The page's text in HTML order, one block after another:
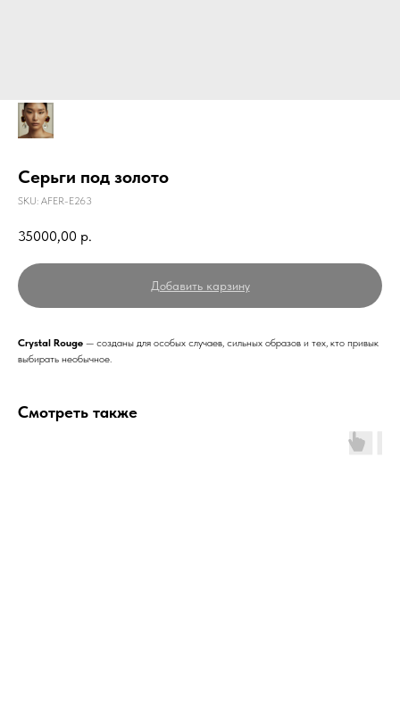
Серьги под золото
SKU: AFER-E263
35000,00 р.
Добавить карзину
Crystal Rouge — созданы для особых случаев, сильных образов и тех, кто привык
выбирать необычное.
Смотреть также